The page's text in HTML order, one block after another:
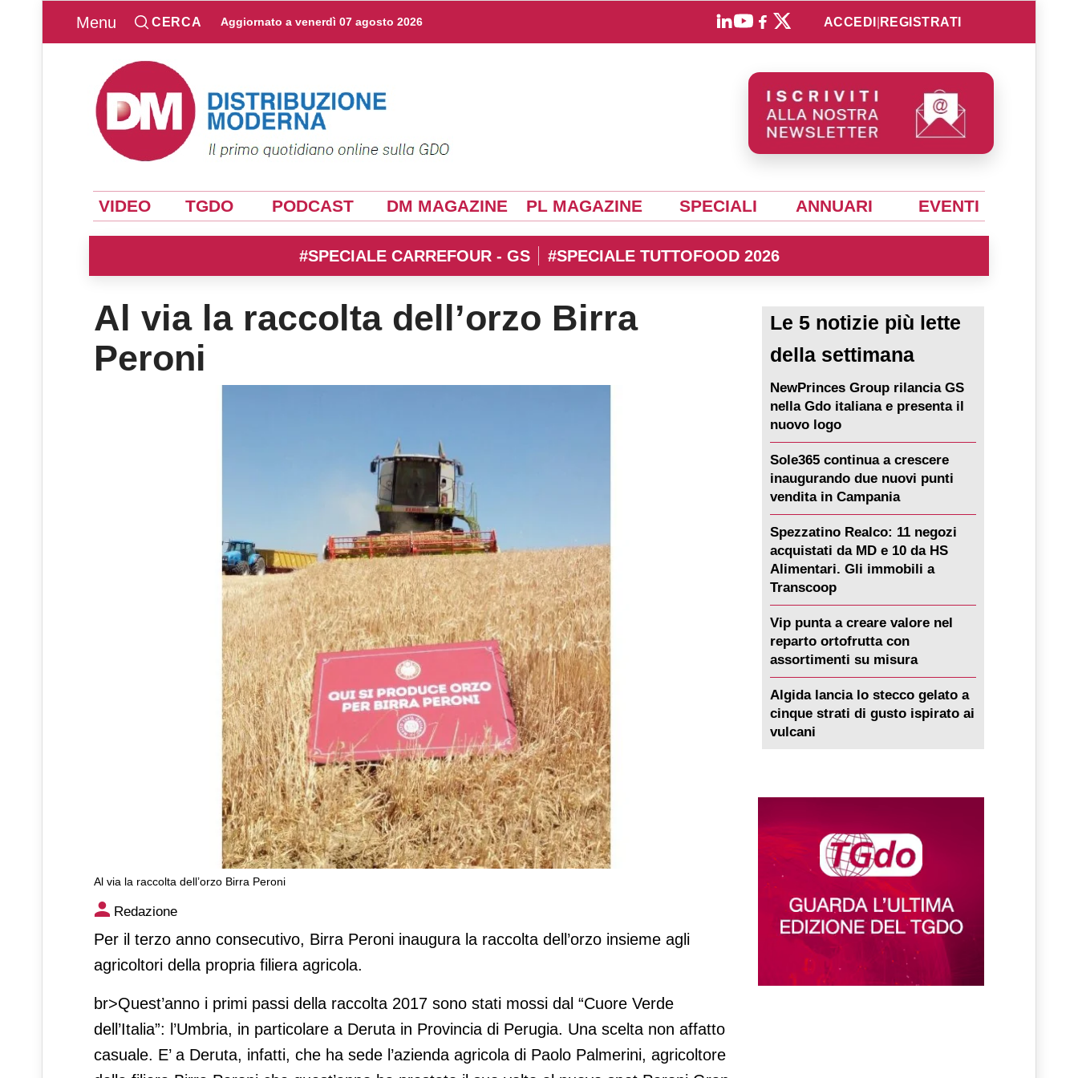
Menu CERCA Aggiornato a venerdì 07 agosto 2026 ACCEDI REGISTRATI
VIDEO TGDO PODCAST DM MAGAZINE PL MAGAZINE SPECIALI ANNUARI EVENTI
#SPECIALE CARREFOUR - GS #SPECIALE TUTTOFOOD 2026
Al via la raccolta dell’orzo Birra
Peroni
Al via la raccolta dell’orzo Birra Peroni
Al via la raccolta dell’orzo Birra Peroni
Redazione
Per il terzo anno consecutivo, Birra Peroni inaugura la raccolta dell’orzo insieme agli
agricoltori della propria filiera agricola.
br>Quest’anno i primi passi della raccolta 2017 sono stati mossi dal “Cuore Verde
dell’Italia”: l’Umbria, in particolare a Deruta in Provincia di Perugia. Una scelta non affatto
casuale. E’ a Deruta, infatti, che ha sede l’azienda agricola di Paolo Palmerini, agricoltore
Le 5 notizie più lette
della settimana
NewPrinces Group rilancia GS
nella Gdo italiana e presenta il
nuovo logo
Sole365 continua a crescere
inaugurando due nuovi punti
vendita in Campania
Spezzatino Realco: 11 negozi
acquistati da MD e 10 da HS
Alimentari. Gli immobili a
Transcoop
Vip punta a creare valore nel
reparto ortofrutta con
assortimenti su misura
Algida lancia lo stecco gelato a
cinque strati di gusto ispirato ai
vulcani